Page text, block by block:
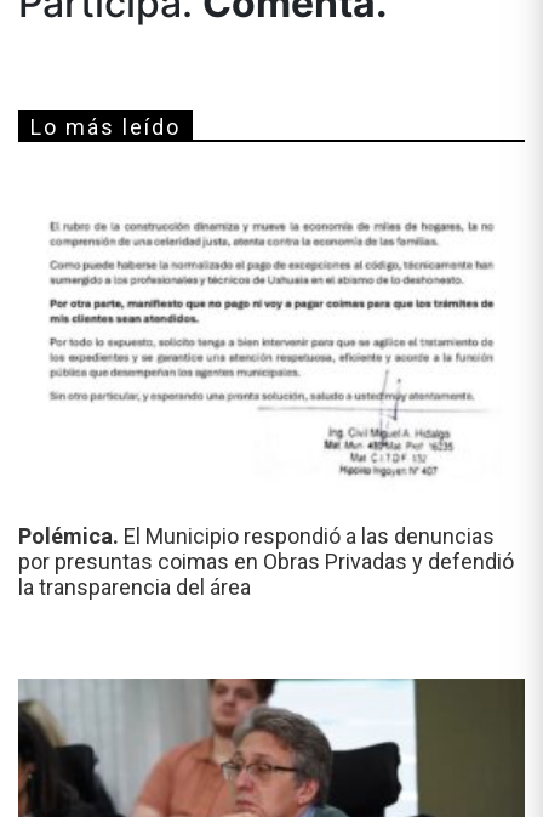
Lo más leído
Polémica. El Municipio respondió a las denuncias
por presuntas coimas en Obras Privadas y defendió
la transparencia del área